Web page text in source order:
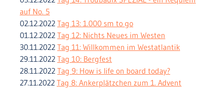
auf No. 5
02.12.2022 Tag 13: 1.000 sm to go
01.12.2022 Tag 12: Nichts Neues im Westen
30.11.2022 Tag 11: Willkommen im Westatlantik
29.11.2022 Tag 10: Bergfest
28.11.2022 Tag 9: How is life on board today?
27.11.2022 Tag 8: Ankerplätzchen zum 1. Advent